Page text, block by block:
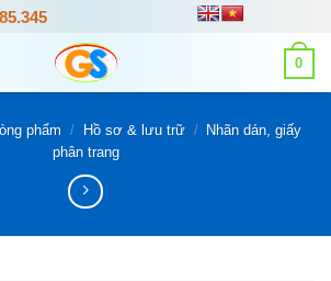
0
phẩm / Hồ sơ & lưu trữ /
Nhãn dán, giấy
phân trang